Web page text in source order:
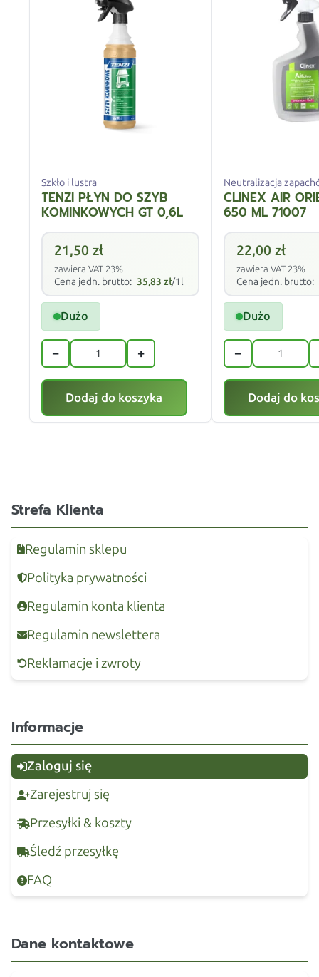
Szkło i lustra
TENZI PŁYN DO SZYB
KOMINKOWYCH GT 0,6L
21,50 zł
zawiera VAT 23%
Cena jedn. brutto: 35,83 zł/1l
Dużo
− +
Dodaj do koszyka
Neutralizacja
CLINEX AIR
650 ML 71007
22,00 zł
zawiera VAT 23%
Cena jedn. brutto:
Dużo
−
Dodaj do
Strefa Klienta
Regulamin sklepu
Polityka prywatności
Regulamin konta klienta
Regulamin newslettera
Reklamacje i zwroty
Informacje
Zaloguj się
Zarejestruj się
Przesyłki & koszty
Śledź przesyłkę
FAQ
Dane kontaktowe